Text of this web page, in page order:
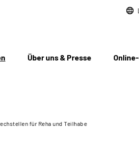
Über uns & Presse
für Reha und Teilhabe